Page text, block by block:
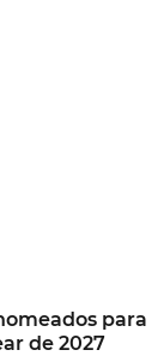
para
de 2027